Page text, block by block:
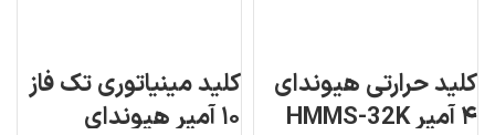
کلید حرارتی هیوندای
۴ آمپر HMMS-32K
کلید مینیاتوری تک فاز
۱۰ آمپر هیوندای